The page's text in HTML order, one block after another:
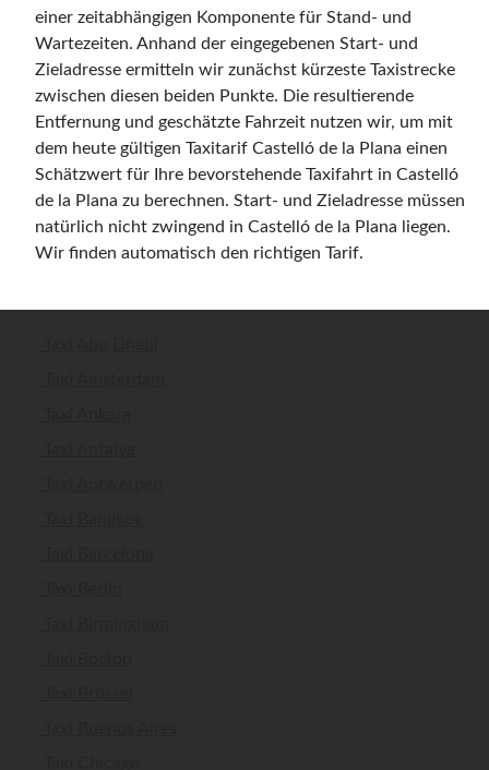
einer zeitabhängigen Komponente für Stand- und
Wartezeiten. Anhand der eingegebenen Start- und
Zieladresse ermitteln wir zunächst kürzeste Taxistrecke
zwischen diesen beiden Punkte. Die resultierende
Entfernung und geschätzte Fahrzeit nutzen wir, um mit
dem heute gültigen Taxitarif Castelló de la Plana einen
Schätzwert für Ihre bevorstehende Taxifahrt in Castelló
de la Plana zu berechnen. Start- und Zieladresse müssen
natürlich nicht zwingend in Castelló de la Plana liegen.
Wir finden automatisch den richtigen Tarif.